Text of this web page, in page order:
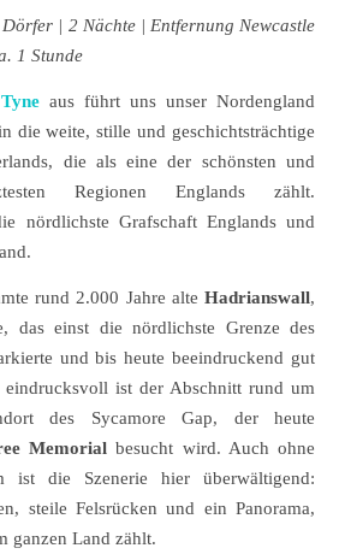
Dörfer | 2 Nächte | Entfernung Newcastle
1 Stunde
aus führt uns unser Nordengland
die weite, stille und geschichtsträchtige
die als eine der schönsten und
Regionen Englands zählt.
nördlichste Grafschaft Englands und
rund 2.000 Jahre alte Hadrianswall,
das einst die nördlichste Grenze des
und bis heute beeindruckend gut
eindrucksvoll ist der Abschnitt rund um
des Sycamore Gap, der heute
Memorial besucht wird. Auch ohne
ist die Szenerie hier überwältigend:
steile Felsrücken und ein Panorama,
ganzen Land zählt.